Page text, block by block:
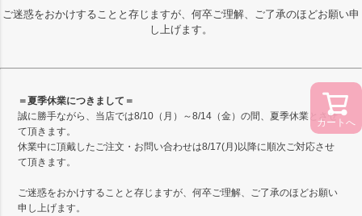
カートへ
ご迷惑をおかけすることと存じますが、何卒ご理解、ご了承のほどお願い申
し上げます。
＝夏季休業につきまして＝
誠に勝手ながら、当店では8/10（月）～8/14（金）の間、夏季休業とさせ
て頂きます。
休業中に頂戴したご注文・お問い合わせは8/17(月)以降に順次ご対応させ
て頂きます。
ご迷惑をおかけすることと存じますが、何卒ご理解、ご了承のほどお願い
申し上げます。